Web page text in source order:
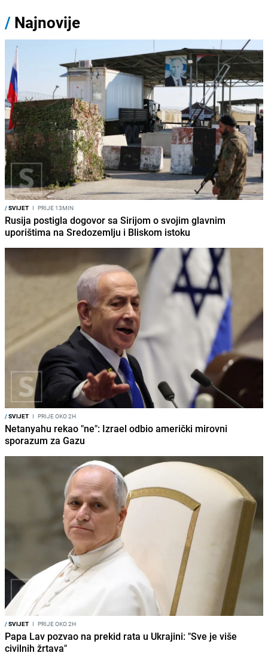
/ Najnovije
/SVIJET I PRIJE 13MIN
Rusija postigla dogovor sa Sirijom o svojim glavnim
uporištima na Sredozemlju i Bliskom istoku
/SVIJET I PRIJE OKO 2H
Netanyahu rekao "ne": Izrael odbio američki mirovni
sporazum za Gazu
/SVIJET I PRIJE OKO 2H
Papa Lav pozvao na prekid rata u Ukrajini: "Sve je više
civilnih žrtava"